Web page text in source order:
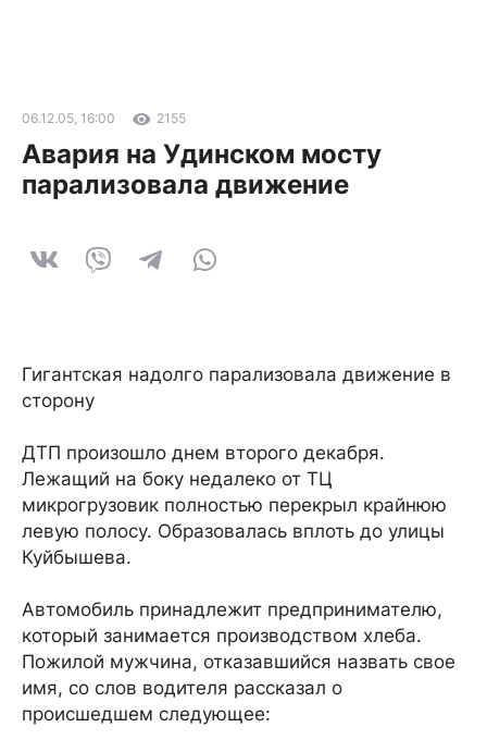
06.12.05, 16:00 2155
Авария на Удинском мосту
парализовала движение
Гигантская надолго парализовала движение в
сторону
ДТП произошло днем второго декабря.
Лежащий на боку недалеко от ТЦ
микрогрузовик полностью перекрыл крайнюю
левую полосу. Образовалась вплоть до улицы
Куйбышева.
Автомобиль принадлежит предпринимателю,
который занимается производством хлеба.
Пожилой мужчина, отказавшийся назвать свое
имя, со слов водителя рассказал о
происшедшем следующее: